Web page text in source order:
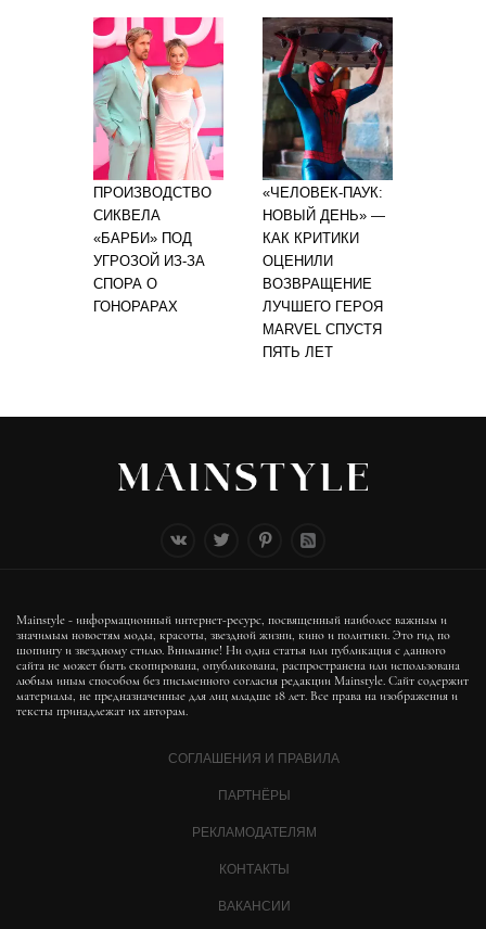
ПРОИЗВОДСТВО
СИКВЕЛА
«БАРБИ» ПОД
УГРОЗОЙ ИЗ-ЗА
СПОРА О
ГОНОРАРАХ
«ЧЕЛОВЕК-ПАУК:
НОВЫЙ ДЕНЬ» —
КАК КРИТИКИ
ОЦЕНИЛИ
ВОЗВРАЩЕНИЕ
ЛУЧШЕГО ГЕРОЯ
MARVEL СПУСТЯ
ПЯТЬ ЛЕТ
Mainstyle - информационный интернет-ресурс, посвященный наиболее важным и
значимым новостям моды, красоты, звездной жизни, кино и политики. Это гид по
шопингу и звездному стилю. Внимание! Ни одна статья или публикация с данного
сайта не может быть скопирована, опубликована, распространена или использована
любым иным способом без письменного согласия редакции Mainstyle. Сайт содержит
материалы, не предназначенные для лиц младше 18 лет. Все права на изображения и
тексты принадлежат их авторам.
СОГЛАШЕНИЯ И ПРАВИЛА
ПАРТНЁРЫ
РЕКЛАМОДАТЕЛЯМ
КОНТАКТЫ
ВАКАНСИИ